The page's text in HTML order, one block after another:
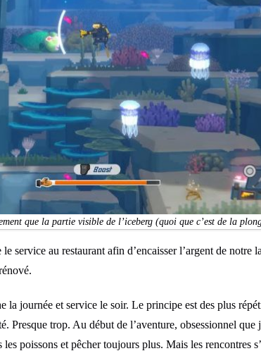
que la partie visible de l’iceberg (quoi que c’est de la
service au restaurant afin d’encaisser l’argent de notre
la journée et service le soir. Le principe est des plus
Presque trop. Au début de l’aventure, obsessionnel
poissons et pêcher toujours plus. Mais les rencontres